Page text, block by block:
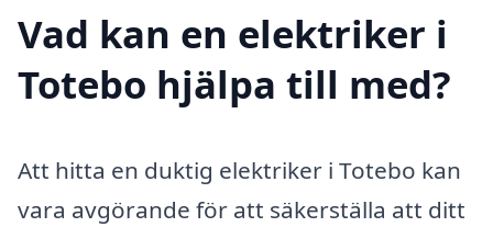
Vad kan en elektriker i
Totebo hjälpa till med?
Att hitta en duktig elektriker i Totebo kan
vara avgörande för att säkerställa att ditt